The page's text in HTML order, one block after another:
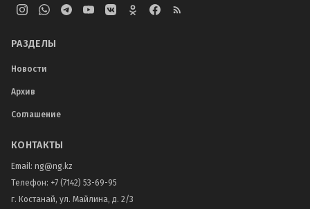
РАЗДЕЛЫ
Новости
Архив
Соглашение
КОНТАКТЫ
Email: ng@ng.kz
Телефон: +7 (7142) 53-69-95
г. Костанай, ул. Майлина, д. 2/3